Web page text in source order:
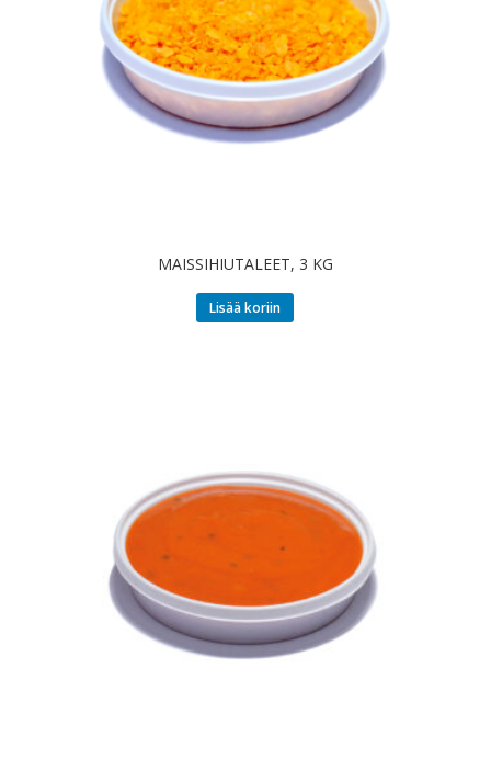
MAISSIHIUTALEET, 3 KG
Lisää koriin